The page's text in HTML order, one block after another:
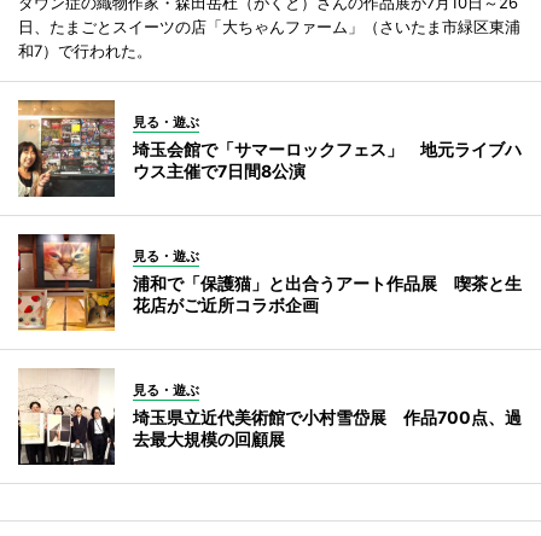
日、たまごとスイーツの店「大ちゃんファーム」（さいたま市緑区東浦
和7）で行われた。
見る・遊ぶ
埼玉会館で「サマーロックフェス」 地元ライブハ
ウス主催で7日間8公演
見る・遊ぶ
浦和で「保護猫」と出合うアート作品展 喫茶と生
花店がご近所コラボ企画
見る・遊ぶ
埼玉県立近代美術館で小村雪岱展 作品700点、過
去最大規模の回顧展